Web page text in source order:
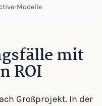
Modelle
mit
ROI
Großprojekt. In der